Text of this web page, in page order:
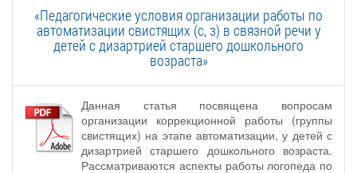
«Педагогические условия организации работы по
автоматизации свистящих (с, з) в связной речи у
детей с дизартрией старшего дошкольного
возраста»
Данная статья посвящена вопросам
организации коррекционной работы (группы
свистящих) на этапе автоматизации, у детей с
дизартрией старшего дошкольного возраста.
Рассматриваются аспекты работы логопеда по